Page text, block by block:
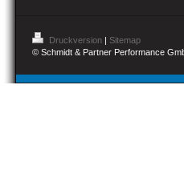
Druckversion | Sitemap
© Schmidt & Partner Performance